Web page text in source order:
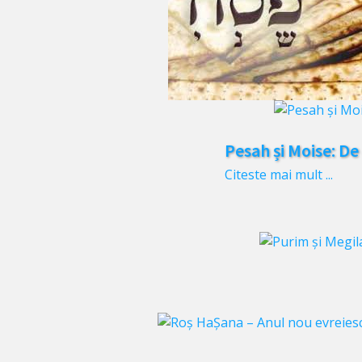
Pesah și Moise:
Citeste mai mult ...